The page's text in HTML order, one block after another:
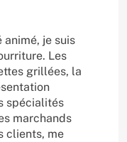
animé, je suis
Les
grillées, la
spécialités
marchands
clients, me